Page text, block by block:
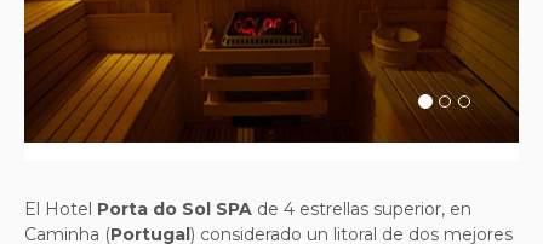
Previous Next
El Hotel Porta do Sol SPA de 4 estrellas superior, en
Caminha (Portugal) considerado un litoral de dos mejores